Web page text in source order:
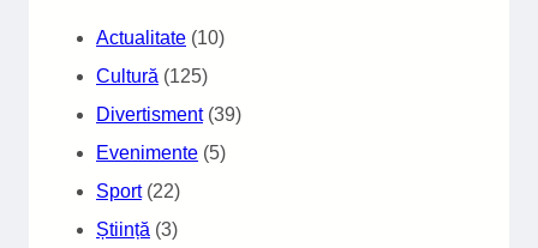
Actualitate (10)
Cultură (125)
Divertisment(39)
Evenimente (5)
Sport(22)
Știință (3)